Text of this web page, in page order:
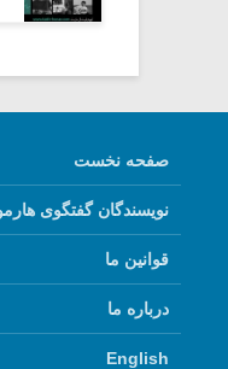
صفحه نخست
نویسندگان گفتگوی
قوانین ما
درباره ما
English